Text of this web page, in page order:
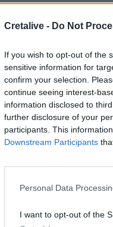
Cretalive - Do Not
If you wish to opt-out of the
sensitive information for
confirm your selection.
continue seeing interest-
information disclosed to
further disclosure of your
participants. This
Downstream Participants
Personal Data
I want to opt-out of the
φοβάμαι για τη ζωή
στην οδό
Η έλλειψη
στο Google